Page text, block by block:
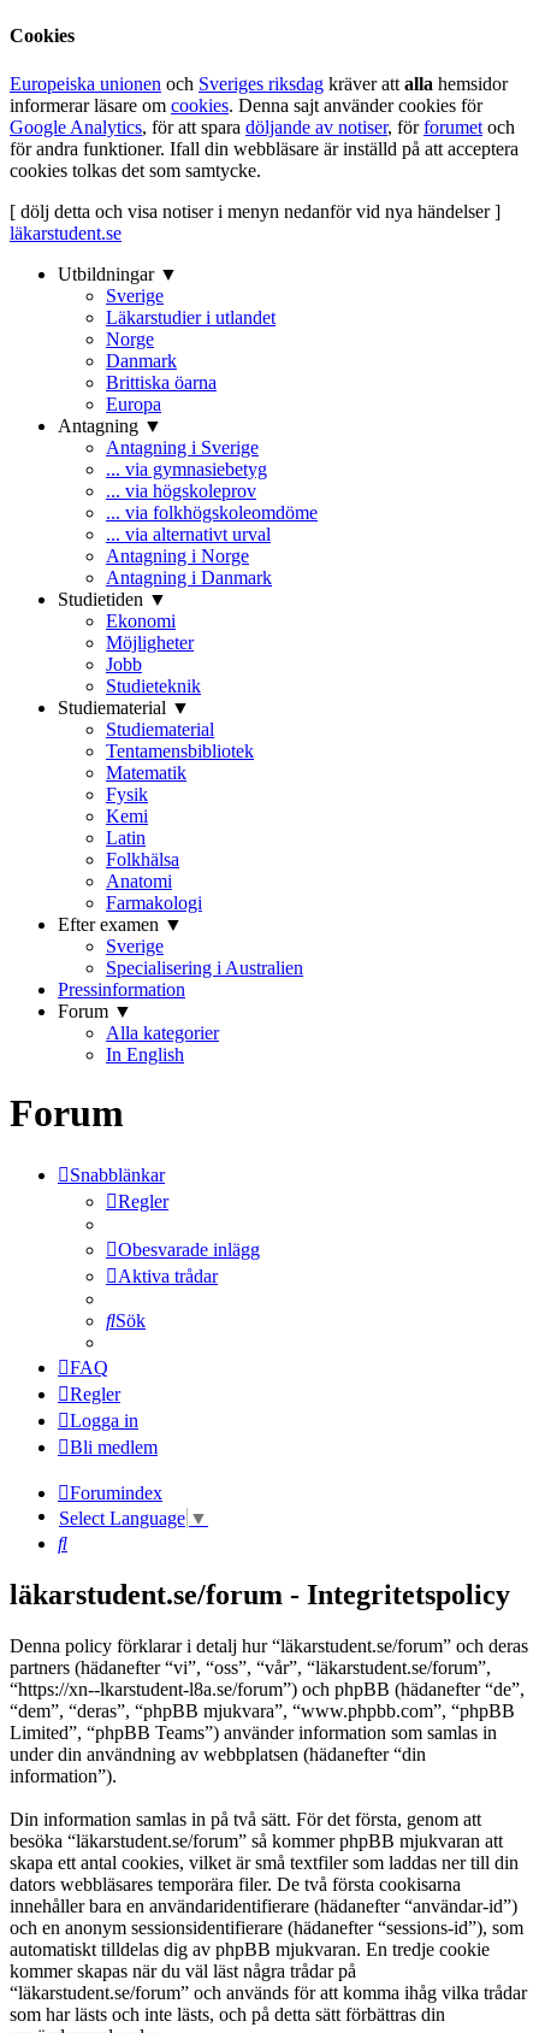
Cookies
Europeiska unionen och Sveriges riksdag kräver att alla hemsidor
informerar läsare om cookies. Denna sajt använder cookies för
Google Analytics, för att spara döljande av notiser, förforumet och
för andra funktioner. Ifall din webbläsare är inställd på att acceptera
cookies tolkas det som samtycke.
[ dölj detta och visa notiser i menyn nedanför vid nya händelser ]
läkarstudent.se
Utbildningar ▼
Sverige
Läkarstudier i utlandet
Norge
Danmark
Brittiska öarna
Europa
Antagning ▼
Antagning i Sverige
... via gymnasiebetyg
... via högskoleprov
... via folkhögskoleomdöme
... via alternativt urval
Antagning i Norge
Antagning i Danmark
Studietiden ▼
Ekonomi
Möjligheter
Jobb
Studieteknik
Studiematerial ▼
Studiematerial
Tentamensbibliotek
Matematik
Fysik
Kemi
Latin
Folkhälsa
Anatomi
Farmakologi
Efter examen ▼
Sverige
Specialisering i Australien
Pressinformation
Forum ▼
Alla kategorier
In English
Forum
Snabblänkar
Regler
Obesvarade inlägg
Aktiva trådar
Sök
FAQ
Regler
Logga in
Bli medlem
Forumindex
Select Language ▼
Sök
läkarstudent.se/forum - Integritetspolicy
Denna policy förklarar i detalj hur “läkarstudent.se/forum” och deras
partners (hädanefter “vi”, “oss”, “vår”, “läkarstudent.se/forum”,
“https://xn--lkarstudent-l8a.se/forum”) och phpBB (hädanefter “de”,
“dem”, “deras”, “phpBB mjukvara”, “www.phpbb.com”, “phpBB
Limited”, “phpBB Teams”) använder information som samlas in
under din användning av webbplatsen (hädanefter “din
information”).
Din information samlas in på två sätt. För det första, genom att
besöka “läkarstudent.se/forum” så kommer phpBB mjukvaran att
skapa ett antal cookies, vilket är små textfiler som laddas ner till din
dators webbläsares temporära filer. De två första cookisarna
innehåller bara en användaridentifierare (hädanefter “användar-id”)
och en anonym sessionsidentifierare (hädanefter “sessions-id”), som
automatiskt tilldelas dig av phpBB mjukvaran. En tredje cookie
kommer skapas när du väl läst några trådar på
“läkarstudent.se/forum” och används för att komma ihåg vilka trådar
som har lästs och inte lästs, och på detta sätt förbättras din